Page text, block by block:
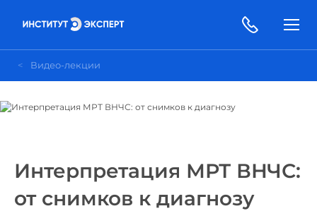
Видео-лекции
Интерпретация МРТ ВНЧС:
от снимков к диагнозу